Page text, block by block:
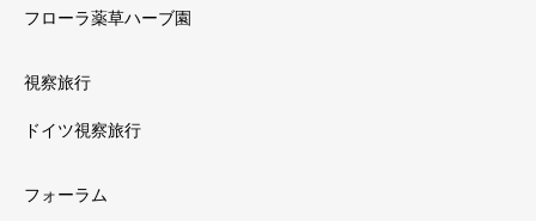
フローラ薬草ハーブ園
視察旅行
ドイツ視察旅行
フォーラム